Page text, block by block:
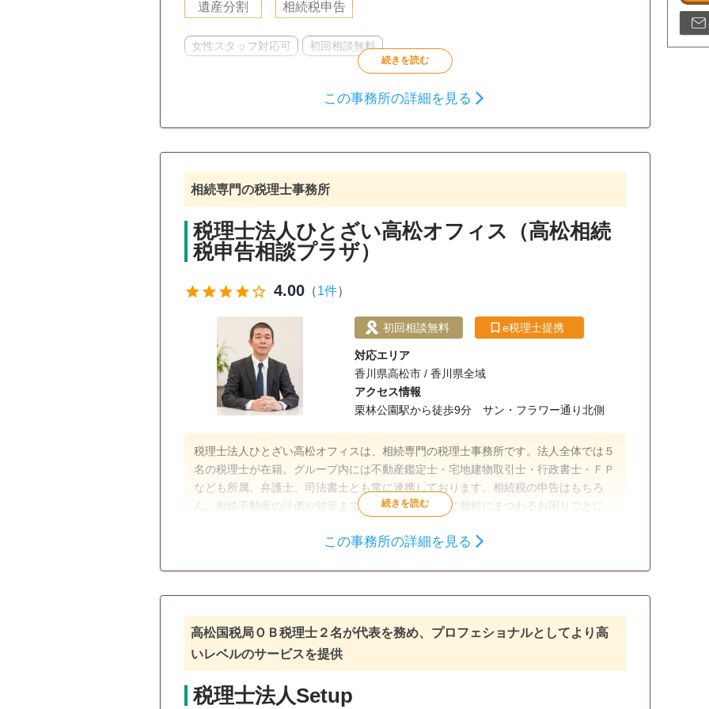
遺産分割 相続税申告
女性スタッフ対応可 初回相談無料
この事務所の詳細を見る
相続専門の税理士事務所
税理士法人ひとざい高松オフィス（高松相続
税申告相談プラザ）
starstarstarstarstar_outline 4.00 （1件）
初回相談無料 e税理士提携
対応エリア
香川県高松市 / 香川県全域
アクセス情報
栗林公園駅から徒歩9分 サン・フラワー通り北側
税理士法人ひとざい高松オフィスは、相続専門の税理士事務所です。法人全体では５
名の税理士が在籍。グループ内には不動産鑑定士・宅地建物取引士・行政書士・ＦＰ
なども所属。弁護士、司法書士とも常に連携しております。相続税の申告はもちろ
ん、相続不動産の評価や対策まで、香川県内において相続にまつわるお困りごとにワ
評価・対策まで相談したい…」 そんなお悩みに、専門家チームが寄り添い、最適な
オンライン面談可 事務所面談可
この事務所の詳細を見る
高松国税局ＯＢ税理士２名が代表を務め、プロフェショナルとしてより高
いレベルのサービスを提供
税理士法人Setup